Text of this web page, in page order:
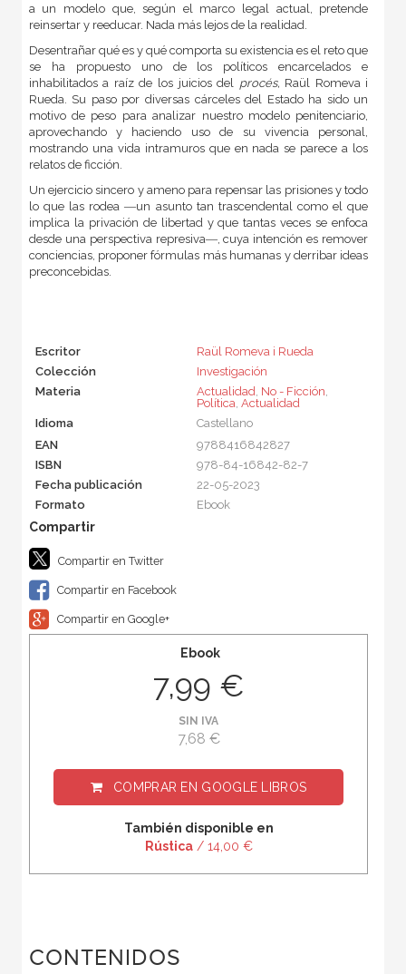
a un modelo que, según el marco legal actual, pretende
reinsertar y reeducar. Nada más lejos de la realidad.
Desentrañar qué es y qué comporta su existencia es el reto que
se ha propuesto uno de los políticos encarcelados e
inhabilitados a raíz de los juicios del procés, Raül Romeva i
Rueda. Su paso por diversas cárceles del Estado ha sido un
motivo de peso para analizar nuestro modelo penitenciario,
aprovechando y haciendo uso de su vivencia personal,
mostrando una vida intramuros que en nada se parece a los
relatos de ficción.
Un ejercicio sincero y ameno para repensar las prisiones y todo
lo que las rodea ―un asunto tan trascendental como el que
implica la privación de libertad y que tantas veces se enfoca
desde una perspectiva represiva―, cuya intención es remover
conciencias, proponer fórmulas más humanas y derribar ideas
preconcebidas.
Escritor
Raül Romeva i Rueda
Colección
Investigación
Materia
Actualidad No - Ficción
Política Actualidad
Idioma
Castellano
EAN
9788416842827
ISBN
978-84-16842-82-7
Fecha publicación
22-05-2023
Formato
Ebook
Compartir en Twitter
Compartir en Facebook
Compartir en Google+
Ebook
7,99 €
SIN IVA
7,68 €
COMPRAR EN GOOGLE LIBROS
También disponible en
Rústica/ 14,00 €
CONTENIDOS